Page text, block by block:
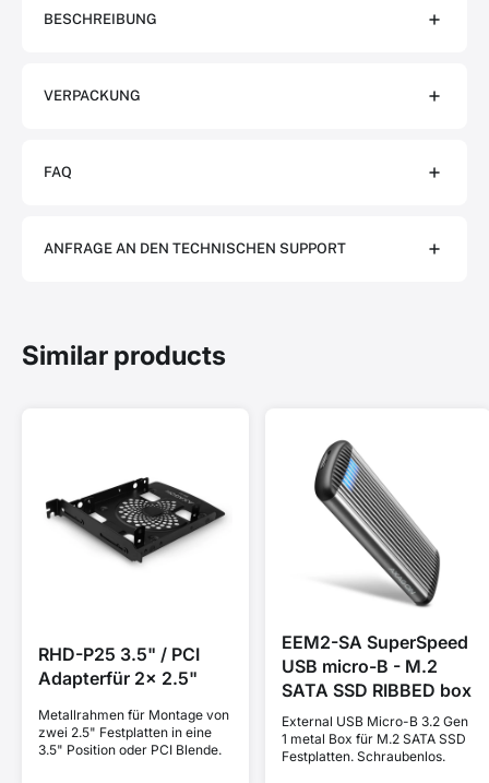
BESCHREIBUNG
VERPACKUNG
FAQ
ANFRAGE AN DEN TECHNISCHEN SUPPORT
Similar products
RHD-P25 3.5" / PCI
Adapterfür 2x 2.5"
Metallrahmen für Montage von
zwei 2.5" Festplatten in eine
3.5" Position oder PCI Blende.
EEM2-SA SuperSpeed
USB micro-B - M.2
SATA SSD RIBBED box
External USB Micro-B 3.2 Gen
1 metal Box für M.2 SATA SSD
Festplatten. Schraubenlos.